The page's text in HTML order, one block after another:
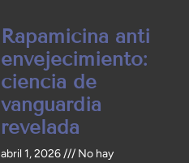
Rapamicina anti
envejecimiento:
ciencia de
vanguardia
revelada
abril 1, 2026
No hay